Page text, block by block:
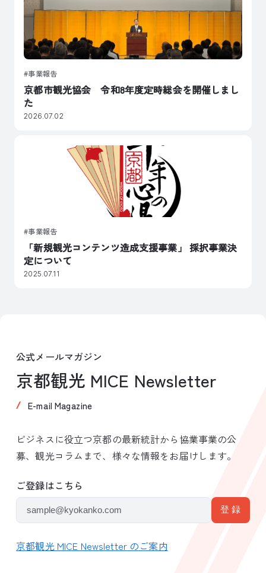
事業報告
京都市観光協会 令和8年度定時総会を開催しまし
た
2026.07.02
事業報告
「新規観光コンテンツ造成支援事業」 採択事業決
定について
2025.07.11
公式メールマガジン
京都観光 MICE Newsletter
E-mail Magazine
ビジネスに役立つ京都の最新統計から協業事業の公
募、観光コラムまで、様々な情報をお届けします。
ご登録はこちら
京都観光 MICE Newsletter のご案内